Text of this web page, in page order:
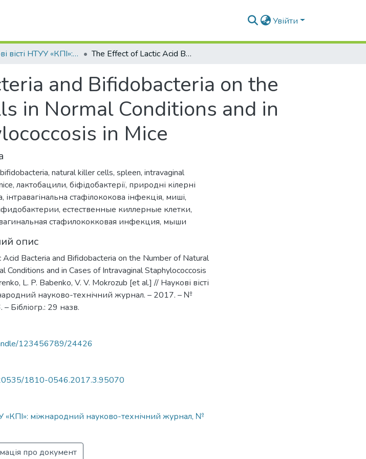
Увійти
Наукові вісті НТУУ «КПІ»: міжнародний науково-технічний журнал, № 3(113) The Effect of Lactic Acid Bacteria and Bifidobacteria on the Number of Natural Killer Cells in Normal Conditions and in Cases of Intravaginal Staphylococcosis in Mice
and Bifidobacteria on the
in Normal Conditions and in
in Mice
bifidobacteria, natural killer cells, spleen, intravaginal
, лактобацили, біфідобактерії, природні кілерні
, інтравагінальна стафілококова інфекція, миші,
, естественные киллерные клетки,
стафилококковая инфекция, мыши
опис
Bacteria and Bifidobacteria on the Number of Natural
Conditions and in Cases of Intravaginal Staphylococcosis
L. P. Babenko, V. V. Mokrozub [et al.] // Наукові вісті
науково-технічний журнал. – 2017. – №
Бібліогр.: 29 назв.
123456789/24426
1810-0546.2017.3.95070
«КПІ»: міжнародний науково-технічний журнал, №
про документ